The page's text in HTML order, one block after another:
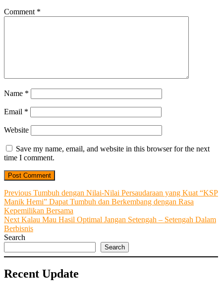
Comment *
Name *
Email *
Website
Save my name, email, and website in this browser for the next
time I comment.
Post
navigation
Previous Previous
post:
Tumbuh dengan Nilai-Nilai Persaudaraan yang Kuat “KSP
Manik Hemi” Dapat Tumbuh dan Berkembang dengan Rasa
Kepemilikan Bersama
Next Next
post:
Kalau Mau Hasil Optimal Jangan Setengah – Setengah Dalam
Berbisnis
Search
Search
Recent Update